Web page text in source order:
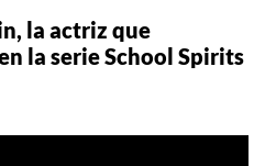
la actriz que
la serie School Spirits